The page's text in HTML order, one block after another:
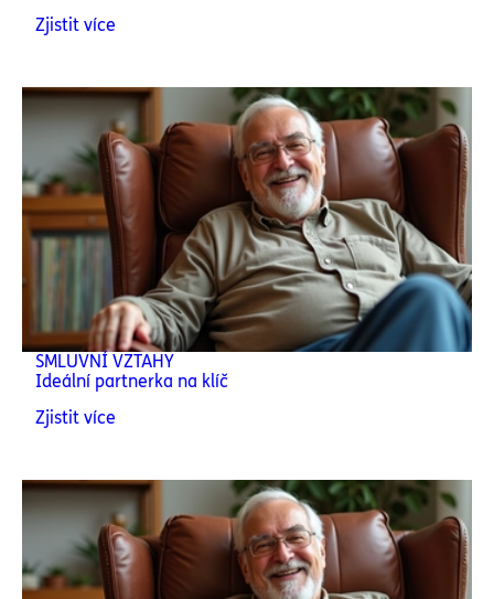
Zjistit více
SMLUVNÍ VZTAHY
Ideální partnerka na klíč
Zjistit více